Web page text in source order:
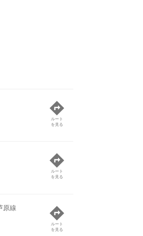
ルート
を見る
ルート
を見る
原線
ルート
を見る